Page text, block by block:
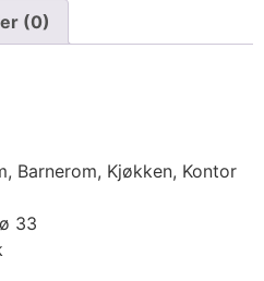
(0)
Barnerom, Kjøkken, Kontor
33